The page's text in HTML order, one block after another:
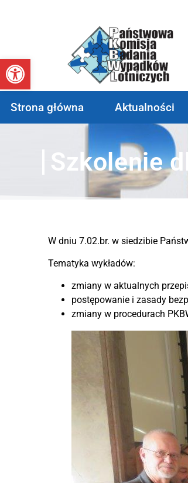
Otwórz pasek
Strona główna Aktualności
Szkolenie
W dniu 7.02.br. w siedzibie
Tematyka wykładów:
zmiany w aktualnych
postępowanie i zasady
zmiany w procedurach